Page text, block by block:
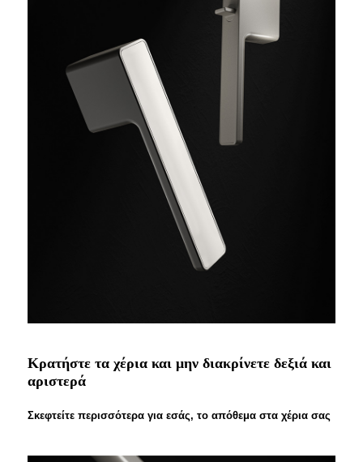
Κρατήστε τα χέρια και μην διακρίνετε δεξιά και
αριστερά
Σκεφτείτε περισσότερα για εσάς, το απόθεμα στα χέρια σας